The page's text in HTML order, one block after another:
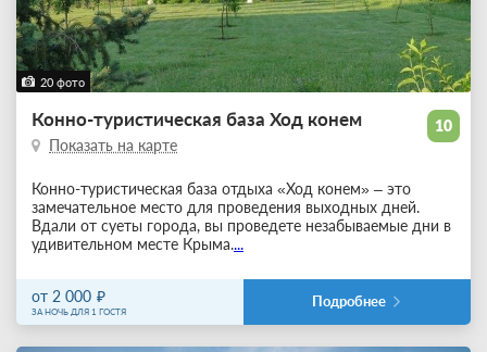
20 фото
10
Конно-туристическая база Ход конем
Показать на карте
Конно-туристическая база отдыха «Ход конем» – это
замечательное место для проведения выходных дней.
Вдали от суеты города, вы проведете незабываемые дни в
удивительном месте Крыма....
от 2 000
ЗА НОЧЬ ДЛЯ 1 ГОСТЯ
Подробнее